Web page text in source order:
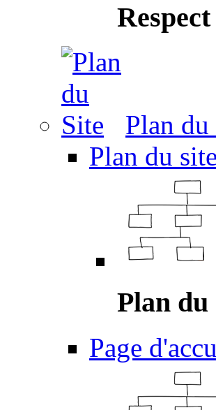
Plan du
Plan du site
Plan du
Page